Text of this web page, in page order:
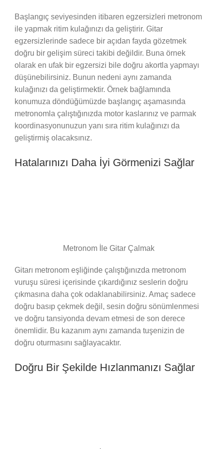
Başlangıç seviyesinden itibaren egzersizleri metronom
ile yapmak ritim kulağınızı da geliştirir. Gitar
egzersizlerinde sadece bir açıdan fayda gözetmek
doğru bir gelişim süreci takibi değildir. Buna örnek
olarak en ufak bir egzersizi bile doğru akortla yapmayı
düşünebilirsiniz. Bunun nedeni aynı zamanda
kulağınızı da geliştirmektir. Örnek bağlamında
konumuza döndüğümüzde başlangıç aşamasında
metronomla çalıştığınızda motor kaslarınız ve parmak
koordinasyonunuzun yanı sıra ritim kulağınızı da
geliştirmiş olacaksınız.
Hatalarınızı Daha İyi Görmenizi Sağlar
Metronom İle Gitar Çalmak
Gitarı metronom eşliğinde çalıştığınızda metronom
vuruşu süresi içerisinde çıkardığınız seslerin doğru
çıkmasına daha çok odaklanabilirsiniz. Amaç sadece
doğru basıp çekmek değil, sesin doğru sönümlenmesi
ve doğru tansiyonda devam etmesi de son derece
önemlidir. Bu kazanım aynı zamanda tuşenizin de
doğru oturmasını sağlayacaktır.
Doğru Bir Şekilde Hızlanmanızı Sağlar